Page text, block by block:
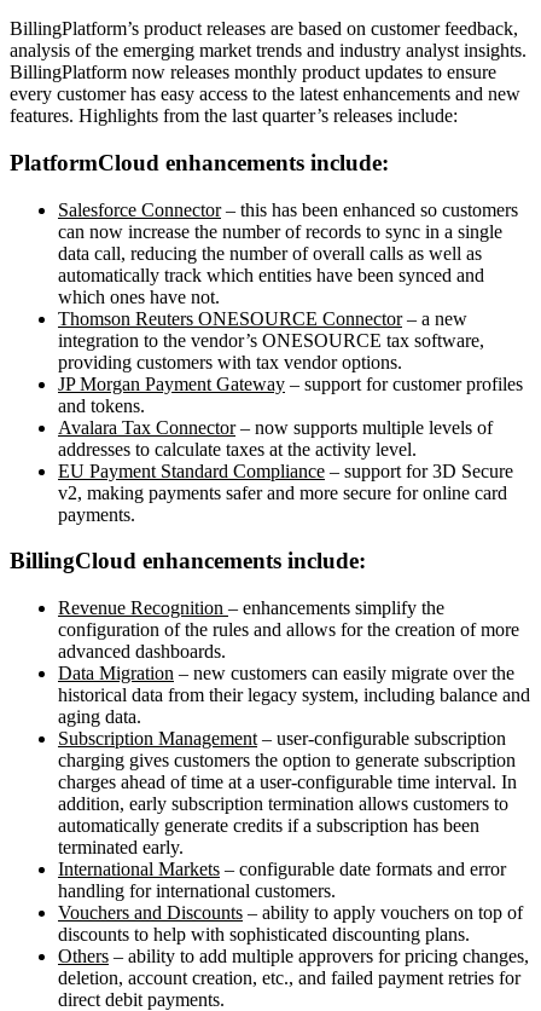
BillingPlatform’s product releases are based on customer feedback,
analysis of the emerging market trends and industry analyst insights.
BillingPlatform now releases monthly product updates to ensure
every customer has easy access to the latest enhancements and new
features. Highlights from the last quarter’s releases include:
PlatformCloud enhancements include:
Salesforce Connector– this has been enhanced so customers
can now increase the number of records to sync in a single
data call, reducing the number of overall calls as well as
automatically track which entities have been synced and
which ones have not.
Thomson Reuters ONESOURCE Connector– a new
integration to the vendor’s ONESOURCE tax software,
providing customers with tax vendor options.
JP Morgan Payment Gateway – support for customer profiles
and tokens.
Avalara Tax Connector– now supports multiple levels of
addresses to calculate taxes at the activity level.
EU Payment Standard Compliance – support for 3D Secure
v2, making payments safer and more secure for online card
payments.
BillingCloud enhancements include:
Revenue Recognition – enhancements simplify the
configuration of the rules and allows for the creation of more
advanced dashboards.
Data Migration – new customers can easily migrate over the
historical data from their legacy system, including balance and
aging data.
Subscription Management – user-configurable subscription
charging gives customers the option to generate subscription
charges ahead of time at a user-configurable time interval. In
addition, early subscription termination allows customers to
automatically generate credits if a subscription has been
terminated early.
International Markets – configurable date formats and error
handling for international customers.
Vouchers and Discounts – ability to apply vouchers on top of
discounts to help with sophisticated discounting plans.
Others – ability to add multiple approvers for pricing changes,
deletion, account creation, etc., and failed payment retries for
direct debit payments.